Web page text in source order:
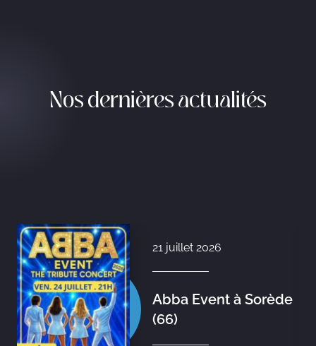
Nos dernières actualités
21 juillet 2026
Abba Event à Sorède
(66)